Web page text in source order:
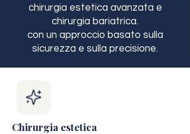
chirurgia estetica avanzata e
chirurgia bariatrica.
con un approccio basato sulla
sicurezza e sulla precisione.
Chirurgia estetica